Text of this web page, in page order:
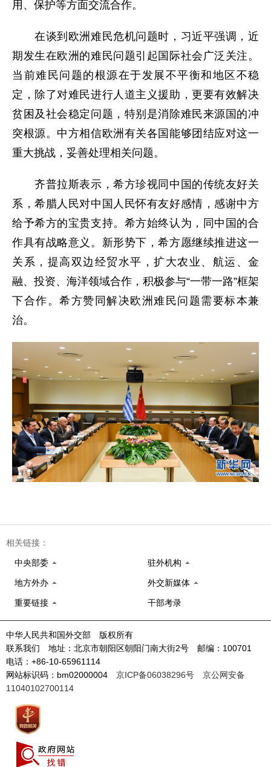
用、保护等方面交流合作。
在谈到欧洲难民危机问题时，习近平强调，近
期发生在欧洲的难民问题引起国际社会广泛关注。
当前难民问题的根源在于发展不平衡和地区不稳
定，除了对难民进行人道主义援助，更要有效解决
贫困及社会稳定问题，特别是消除难民来源国的冲
突根源。中方相信欧洲有关各国能够团结应对这一
重大挑战，妥善处理相关问题。
齐普拉斯表示，希方珍视同中国的传统友好关
系，希腊人民对中国人民怀有友好感情，感谢中方
给予希方的宝贵支持。希方始终认为，同中国的合
作具有战略意义。新形势下，希方愿继续推进这一
关系，提高双边经贸水平，扩大农业、航运、金
融、投资、海洋领域合作，积极参与“一带一路”框架
下合作。希方赞同解决欧洲难民问题需要标本兼
治。
相关链接：
中央部委 驻外机构
地方外办 外交新媒体
重要链接 干部考录
中华人民共和国外交部 版权所有
联系我们 地址：北京市朝阳区朝阳门南大街2号 邮编：100701
电话：+86-10-65961114
网站标识码：bm02000004 京ICP备06038296号
京公网安备
11040102700114